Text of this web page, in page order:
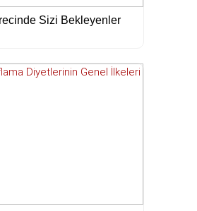
Sizi Bekleyenler